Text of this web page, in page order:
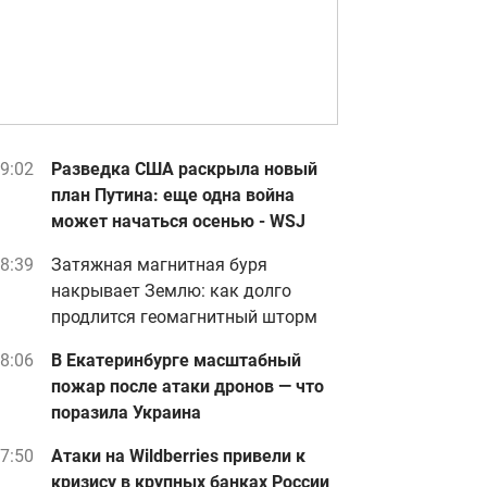
Разведка США раскрыла новый
план Путина: еще одна война
может начаться осенью - WSJ
Затяжная магнитная буря
накрывает Землю: как долго
продлится геомагнитный шторм
В Екатеринбурге масштабный
пожар после атаки дронов — что
поразила Украина
Атаки на Wildberries привели к
кризису в крупных банках России